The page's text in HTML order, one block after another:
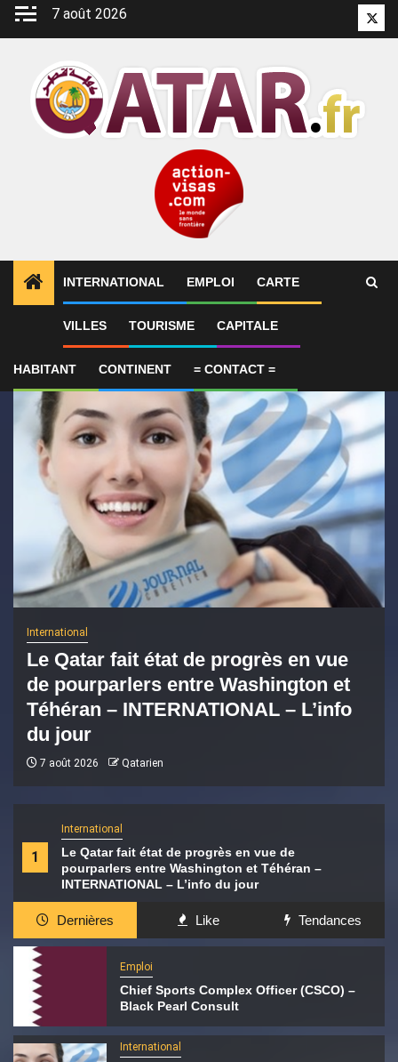
Aller
7 août 2026
INTERNATIONAL EMPLOI CARTE
VILLES TOURISME CAPITALE
HABITANT CONTINENT = CONTACT =
ALERTES INFO 1 Le Qatar fait état de progrès en
1
International
Le Qatar fait état de progrès en vue de
pourparlers entre Washington et Téhéran –
INTERNATIONAL – L’info du jour
International
Le Qatar fait état de progrès en vue
de pourparlers entre Washington et
Téhéran – INTERNATIONAL – L’info
du jour
7 août 2026 Qatarien
Dernières Like Tendances
Emploi
Chief Sports Complex Officer (CSCO) –
Black Pearl Consult
International